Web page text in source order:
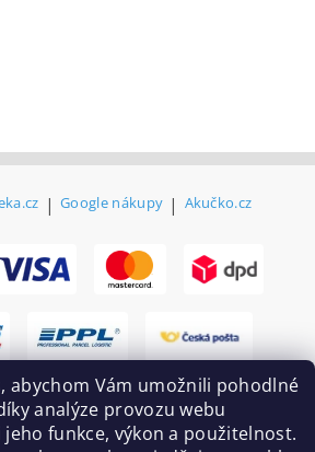
| Google nákupy | Akučko.cz
abychom Vám umožnili pohodlné
analýze provozu webu
funkce, výkon a použitelnost.